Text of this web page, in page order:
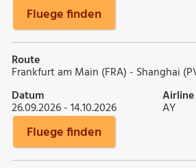
Fluege finden
Route
Frankfurt am Main (FRA) - Shanghai
Datum
26.09.2026 - 14.10.2026
Airline
AY
Fluege finden